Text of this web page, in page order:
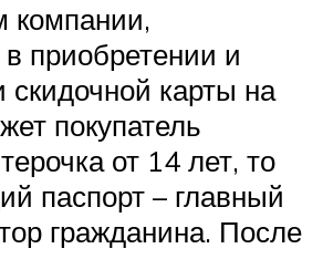
компании,
в приобретении и
карты на
покупатель
от 14 лет, то
паспорт – главный
гражданина. После